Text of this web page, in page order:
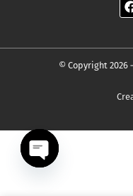
© Copyright 2026